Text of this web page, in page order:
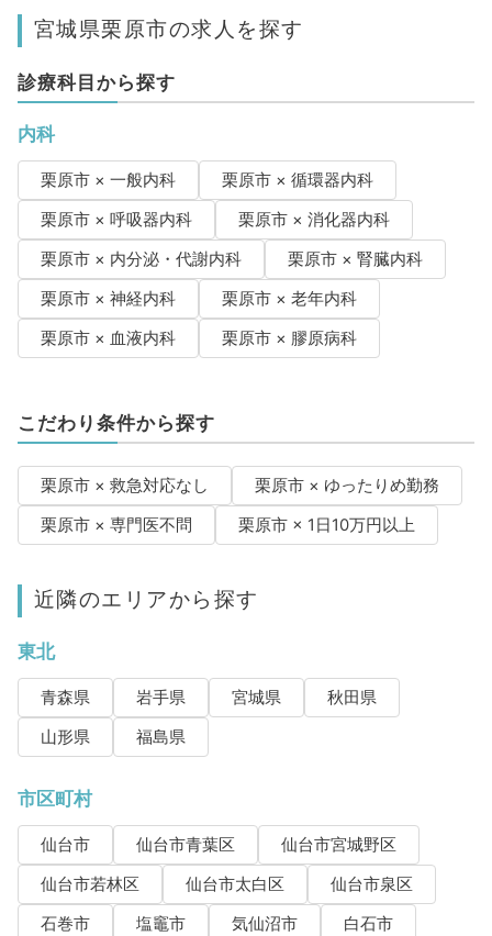
宮城県栗原市の求人を探す
診療科目から探す
内科
栗原市 × 一般内科
栗原市 × 循環器内科
栗原市 × 呼吸器内科
栗原市 × 消化器内科
栗原市 × 内分泌・代謝内科
栗原市 × 腎臓内科
栗原市 × 神経内科
栗原市 × 老年内科
栗原市 × 血液内科
栗原市 × 膠原病科
こだわり条件から探す
栗原市 × 救急対応なし
栗原市 × ゆったりめ勤務
栗原市 × 専門医不問
栗原市 × 1日10万円以上
近隣のエリアから探す
東北
青森県 岩手県 宮城県
秋田県
山形県
福島県
市区町村
仙台市 仙台市青葉区
仙台市宮城野区
仙台市若林区
仙台市太白区
仙台市泉区
石巻市
塩竈市 気仙沼市
白石市